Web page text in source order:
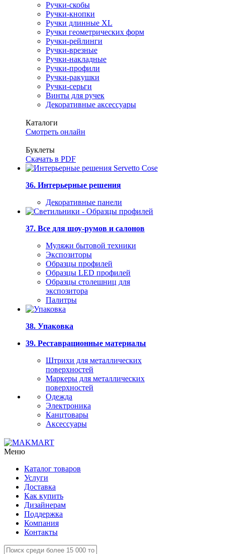
Ручки-скобы
Ручки-кнопки
Ручки длинные XL
Ручки геометрических форм
Ручки-рейлинги
Ручки-врезные
Ручки-накладные
Ручки-профили
Ручки-ракушки
Ручки-серьги
Винты для ручек
Декоративные аксессуары
Каталоги
Смотреть онлайн
Буклеты
Скачать в PDF
36. Интерьерные решения
Декоративные панели
37. Все для шоу-румов и салонов
Муляжи бытовой техники
Экспозиторы
Образцы профилей
Образцы LED профилей
Образцы столешниц для
экспозитора
Палитры
38. Упаковка
39. Реставрационные материалы
Штрихи для металлических
поверхностей
Маркеры для металлических
поверхностей
Одежда
Электроника
Канцтовары
Аксессуары
Меню
Каталог товаров
Услуги
Доставка
Как купить
Дизайнерам
Поддержка
Компания
Контакты